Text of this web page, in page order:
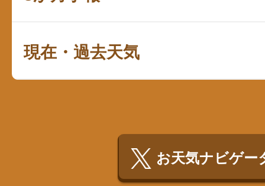
現在・過去天気
お天気ナビゲー